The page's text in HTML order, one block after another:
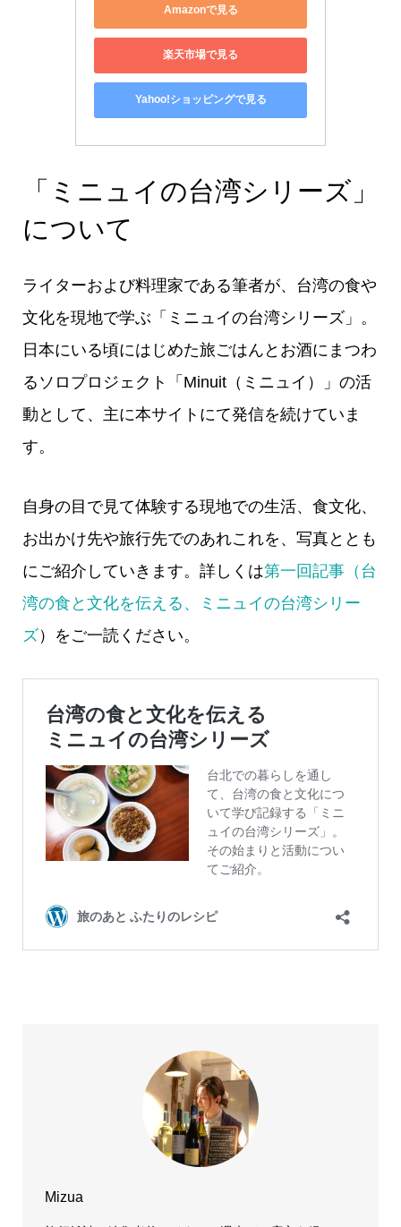
Amazonで見る
楽天市場で見る
Yahoo!ショッピングで見る
「ミニュイの台湾シリーズ」
について
ライターおよび料理家である筆者が、台湾の食や
文化を現地で学ぶ「ミニュイの台湾シリーズ」。
日本にいる頃にはじめた旅ごはんとお酒にまつわ
るソロプロジェクト「Minuit（ミニュイ）」の活
動として、主に本サイトにて発信を続けていま
す。
自身の目で見て体験する現地での生活、食文化、
お出かけ先や旅行先でのあれこれを、写真ととも
にご紹介していきます。詳しくは第一回記事（台
湾の食と文化を伝える、ミニュイの台湾シリー
ズ）をご一読ください。
Mizua